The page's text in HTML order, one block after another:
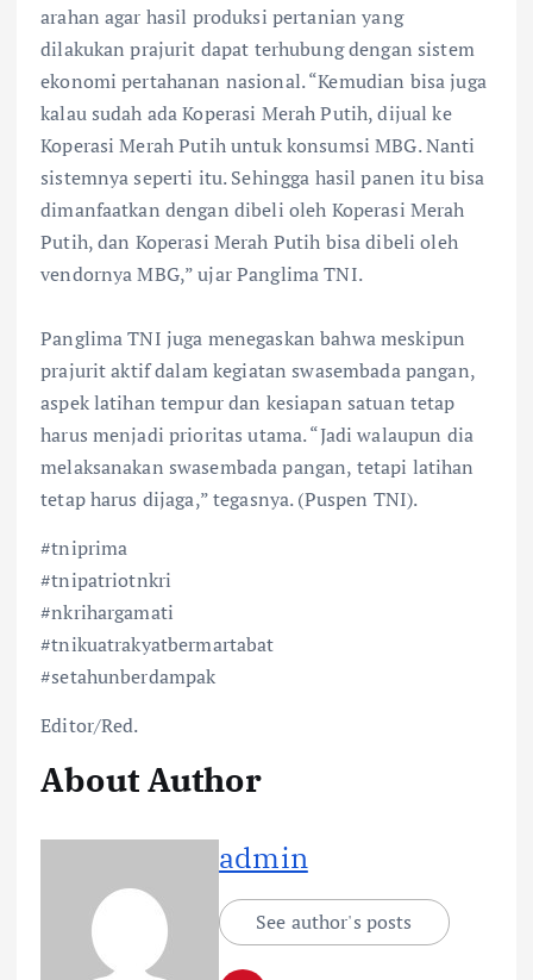
arahan agar hasil produksi pertanian yang
dilakukan prajurit dapat terhubung dengan sistem
ekonomi pertahanan nasional. “Kemudian bisa juga
kalau sudah ada Koperasi Merah Putih, dijual ke
Koperasi Merah Putih untuk konsumsi MBG. Nanti
sistemnya seperti itu. Sehingga hasil panen itu bisa
dimanfaatkan dengan dibeli oleh Koperasi Merah
Putih, dan Koperasi Merah Putih bisa dibeli oleh
vendornya MBG,” ujar Panglima TNI.
Panglima TNI juga menegaskan bahwa meskipun
prajurit aktif dalam kegiatan swasembada pangan,
aspek latihan tempur dan kesiapan satuan tetap
harus menjadi prioritas utama. “Jadi walaupun dia
melaksanakan swasembada pangan, tetapi latihan
tetap harus dijaga,” tegasnya. (Puspen TNI).
#tniprima
#tnipatriotnkri
#nkrihargamati
#tnikuatrakyatbermartabat
#setahunberdampak
Editor/Red.
About Author
admin
See author's posts